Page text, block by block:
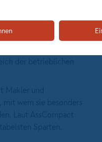
in dieser
"Unabhängige